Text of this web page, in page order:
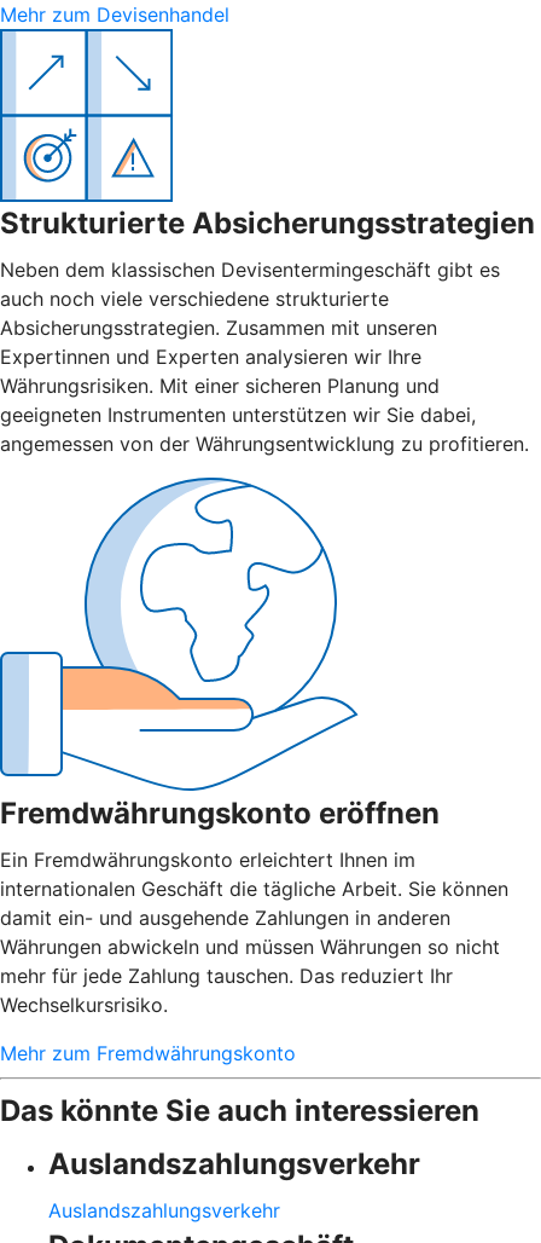
Mehr zum Devisenhandel
Strukturierte Absicherungsstrategien
Neben dem klassischen Devisentermingeschäft gibt es
auch noch viele verschiedene strukturierte
Absicherungsstrategien. Zusammen mit unseren
Expertinnen und Experten analysieren wir Ihre
Währungsrisiken. Mit einer sicheren Planung und
geeigneten Instrumenten unterstützen wir Sie dabei,
angemessen von der Währungsentwicklung zu profitieren.
Fremdwährungskonto eröffnen
Ein Fremdwährungskonto erleichtert Ihnen im
internationalen Geschäft die tägliche Arbeit. Sie können
damit ein- und ausgehende Zahlungen in anderen
Währungen abwickeln und müssen Währungen so nicht
mehr für jede Zahlung tauschen. Das reduziert Ihr
Wechselkursrisiko.
Mehr zum Fremdwährungskonto
Das könnte Sie auch interessieren
Auslandszahlungsverkehr
Auslandszahlungsverkehr